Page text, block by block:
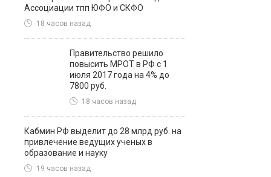
Ассоциации тпп ЮФО и СКФО
18 часов назад
Правительство решило
повысить МРОТ в РФ с 1
июля 2017 года на 4% до
7800 руб.
18 часов назад
Кабмин РФ выделит до 28 млрд руб. на
привлечение ведущих ученых в
образование и науку
19 часов назад